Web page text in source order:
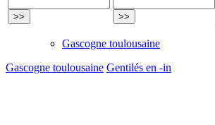
Gascogne toulousaine
Gascogne toulousaine Gentilés en -in